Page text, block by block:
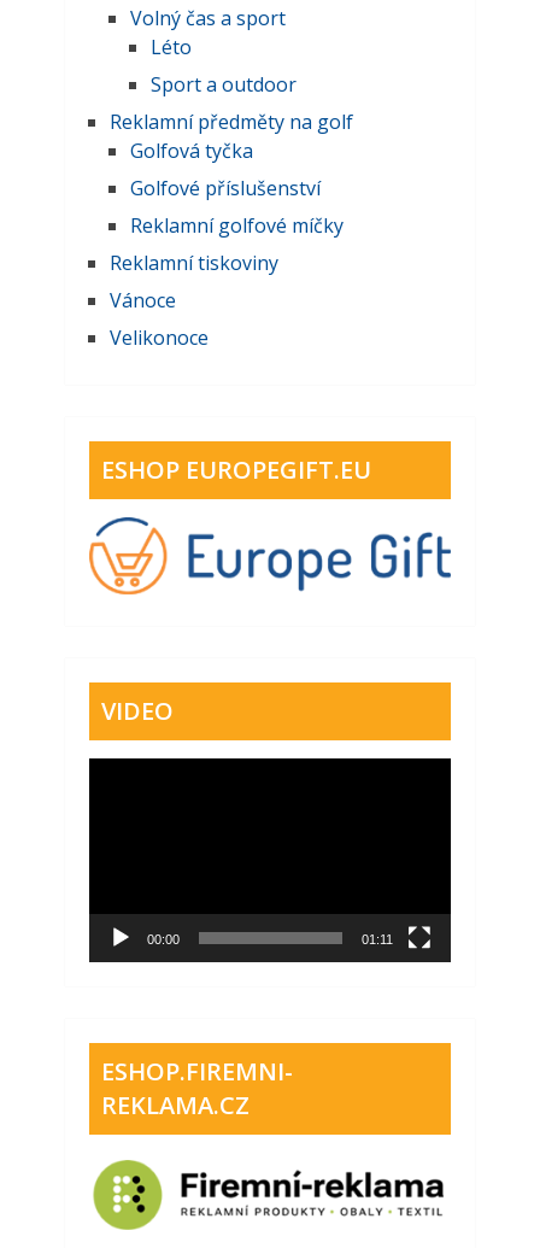
Volný čas a sport
Léto
Sport a outdoor
Reklamní předměty na golf
Golfová tyčka
Golfové příslušenství
Reklamní golfové míčky
Reklamní tiskoviny
Vánoce
Velikonoce
ESHOP EUROPEGIFT.EU
VIDEO
00:00 01:11
ESHOP.FIREMNI-
REKLAMA.CZ